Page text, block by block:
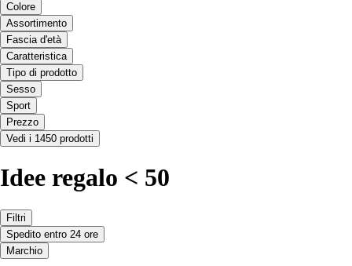
Colore
Assortimento
Fascia d'età
Caratteristica
Tipo di prodotto
Sesso
Sport
Prezzo
Vedi i 1450 prodotti
Idee regalo < 50
Filtri
Spedito entro 24 ore
Marchio